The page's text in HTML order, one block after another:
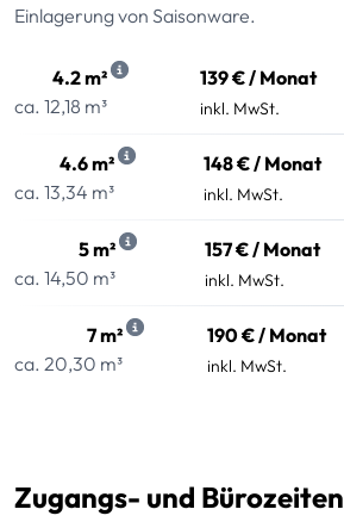
Einlagerung von Saisonware.
4.2 m²
ca. 12,18 m³
139 € / Monat
inkl. MwSt.
4.6 m²
ca. 13,34 m³
148 € / Monat
inkl. MwSt.
5 m²
ca. 14,50 m³
157 € / Monat
inkl. MwSt.
7 m²
ca. 20,30 m³
190 € / Monat
inkl. MwSt.
Zugangs- und Bürozeiten